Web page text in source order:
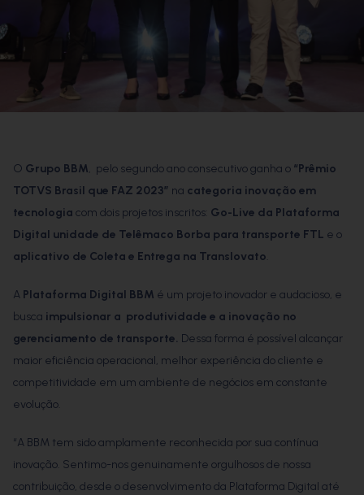
O Grupo BBM, pelo segundo ano consecutivo ganha o “Prêmio
TOTVS Brasil que FAZ 2023” na categoria inovação em
tecnologia com dois projetos inscritos: Go-Live da Plataforma
Digital unidade de Telêmaco Borba para transporte FTL e o
aplicativo de Coleta e Entrega na Translovato
A Plataforma Digital BBM é um projeto inovador e audacioso, e
busca impulsionar a produtividade e a inovação no
gerenciamento de transporte. Dessa forma é possível alcançar
maior eficiência operacional, melhor experiência do cliente e
competitividade em um ambiente de negócios em constante
evolução.
“A BBM tem sido amplamente reconhecida por sua contínua
inovação. Sentimo-nos genuinamente orgulhosos de nossa
contribuição, desde o desenvolvimento da Plataforma Digital até